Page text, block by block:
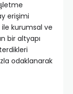
erişimi
ile kurumsal ve
bir altyapı
odaklanarak